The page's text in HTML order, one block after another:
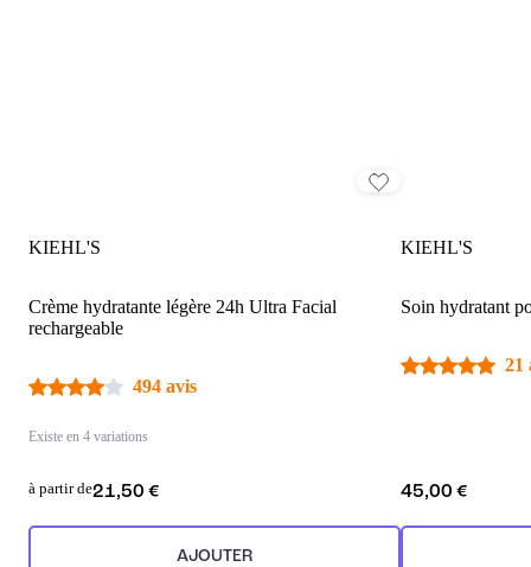
KIEHL'S
Crème hydratante légère 24h Ultra Facial
rechargeable
494 avis
Existe en 4 variations
à partir de21,50 €
AJOUTER
KIEHL'S
Soin hydratant
21
45,00 €